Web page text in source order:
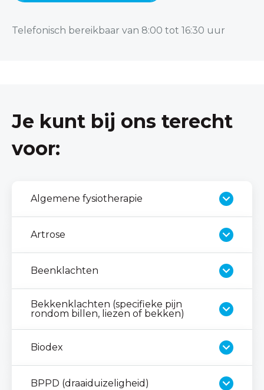
Telefonisch bereikbaar van 8:00 tot 16:30 uur
Je kunt bij ons terecht
voor:
Algemene fysiotherapie
Artrose
Beenklachten
Bekkenklachten (specifieke pijn
rondom billen, liezen of bekken)
Biodex
BPPD (draaiduizeligheid)